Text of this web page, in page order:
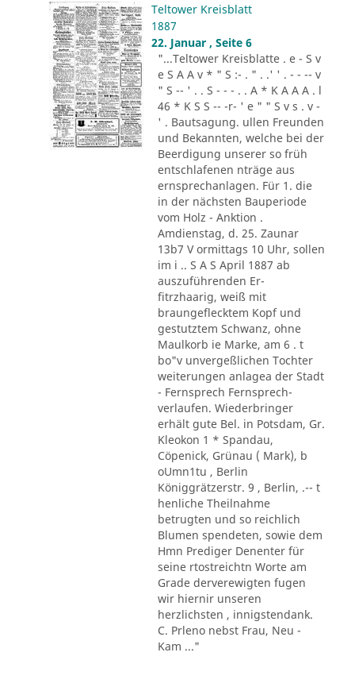
Teltower Kreisblatt
1887
22. Januar , Seite 6
"...Teltower Kreisblatte . e - S v
e S A A v * " S :- . " . .' ' . - - -- v
" S -- ' . . S - - - . . A * K A A A . l
46 * K S S -- -r- ' e " " S v s . v -
' . Bautsagung. ullen Freunden
und Bekannten, welche bei der
Beerdigung unserer so früh
entschlafenen nträge aus
ernsprechanlagen. Für 1. die
in der nächsten Bauperiode
vom Holz - Anktion .
Amdienstag, d. 25. Zaunar
13b7 V ormittags 10 Uhr, sollen
im i .. S A S April 1887 ab
auszuführenden Er-
fitrzhaarig, weiß mit
braungeflecktem Kopf und
gestutztem Schwanz, ohne
Maulkorb ie Marke, am 6 . t
bo"v unvergeßlichen Tochter
weiterungen anlagea der Stadt
- Fernsprech Fernsprech-
verlaufen. Wiederbringer
erhält gute Bel. in Potsdam, Gr.
Kleokon 1 * Spandau,
Cöpenick, Grünau ( Mark), b
oUmn1tu , Berlin
Königgrätzerstr. 9 , Berlin, .-- t
henliche Theilnahme
betrugten und so reichlich
Blumen spendeten, sowie dem
Hmn Prediger Denenter für
seine rtostreichtn Worte am
Grade derverewigten fugen
wir hiernir unseren
herzlichsten , innigstendank.
C. Prleno nebst Frau, Neu -
Kam ..."